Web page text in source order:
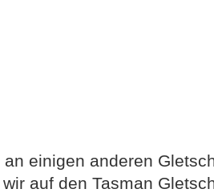
an einigen anderen
auf den Tasman